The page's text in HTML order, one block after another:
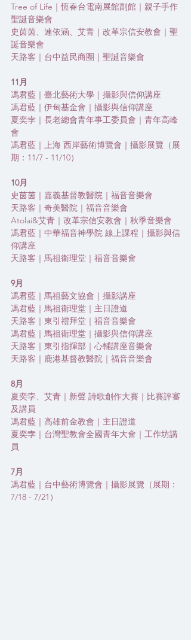
Tree of Life｜恆春台電南展館副館｜親子手作
聖誕音樂會
史茵茵、連依涵、艾青｜改革宗信安教會｜聖
誕音樂會
天路客｜台中益民商圈｜聖誕音樂會
11月
馮君藍｜臺北藝術大學｜攝影與信仰講座
馮君藍｜伊甸基金會｜攝影與信仰講座
夏奕孛｜長老總會青年事工委員會｜青年高峰
會
馮君藍｜上海 西岸藝術博覽會｜攝影展覽（展
期：11/7 - 11/10）
10月
史茵茵｜嘉義基督教醫院｜福音音樂會
天路客｜奇美醫院｜福音音樂會
Atolai&艾青｜改革宗信安教會｜秋季音樂會
馮君藍｜中華福音神學院 線上課程｜攝影與信
仰講座
天路客｜馬祖衛理堂｜福音音樂會
9月
馮君藍｜馬祖藝文協會｜攝影講座
馮君藍｜馬祖衛理堂｜主日證道
天路客｜東引禮拜堂｜福音音樂會
馮君藍｜馬祖衛理堂｜攝影與信仰講座
天路客｜東引指揮部｜心輔講座音樂會
天路客｜鹿港基督教醫院｜福音音樂會
8月
夏奕孛、艾青｜新聲 詩歌創作大賽｜比賽評審
及講員
馮君藍｜高雄前金教會｜主日證道
夏奕孛｜台灣聖教會全國青年大會｜工作坊講
員
7月
馮君藍｜台中藝術博覽會｜攝影展覽（展期：
7/18 - 7/21）